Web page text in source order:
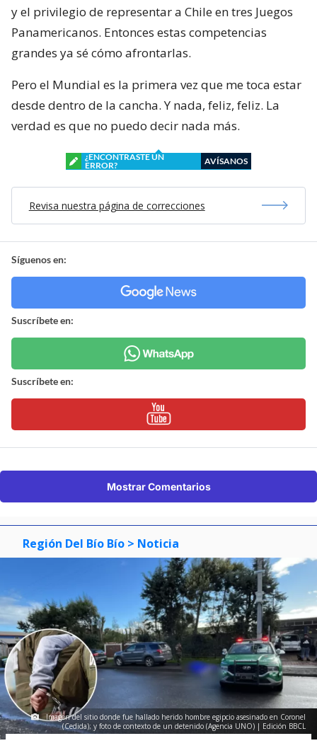
y el privilegio de representar a Chile en tres Juegos
Panamericanos. Entonces estas competencias
grandes ya sé cómo afrontarlas.
Pero el Mundial es la primera vez que me toca estar
desde dentro de la cancha. Y nada, feliz, feliz. La
verdad es que no puedo decir nada más.
¿ENCONTRASTE UN
ERROR?
AVÍSANOS
Revisa nuestra página de correcciones
Síguenos en:
Suscríbete en:
Suscríbete en:
Mostrar Comentarios
Región Del Bío Bío > Noticia
Imagen del sitio donde fue hallado herido hombre egipcio asesinado en Coronel
(Cedida); y foto de contexto de un detenido (Agencia UNO) | Edición BBCL